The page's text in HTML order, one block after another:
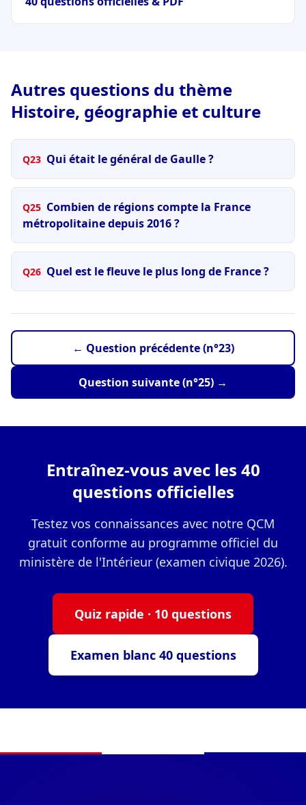
Autres questions du thème
Histoire, géographie et culture
Q23 Qui était le général de Gaulle ?
Q25 Combien de régions compte la France
métropolitaine depuis 2016 ?
Q26 Quel est le fleuve le plus long de France ?
← Question précédente (n°23)
Question suivante (n°25) →
Entraînez-vous avec les 40
questions officielles
Testez vos connaissances avec notre QCM
gratuit conforme au programme officiel du
ministère de l'Intérieur (examen civique 2026).
Quiz rapide · 10 questions
Examen blanc 40 questions